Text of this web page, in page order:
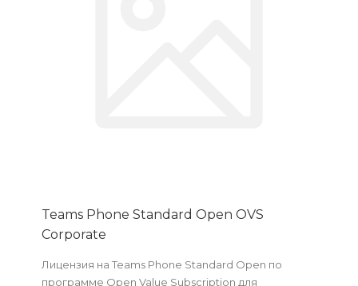
Teams Phone Standard Open OVS
Corporate
Лицензия на Teams Phone Standard Open по
программе Open Value Subscription для